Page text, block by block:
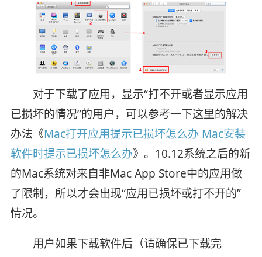
对于下载了应用，显示“打不开或者显示应用
已损坏的情况”的用户，可以参考一下这里的解决
办法《Mac打开应用提示已损坏怎么办 Mac安装
软件时提示已损坏怎么办》。10.12系统之后的新
的Mac系统对来自非Mac App Store中的应用做
了限制，所以才会出现“应用已损坏或打不开的”
情况。
用户如果下载软件后（请确保已下载完